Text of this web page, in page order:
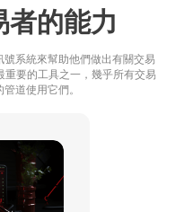
的能力
系統來幫助他們做出有關交易
要的工具之一，幾乎所有交易
道使用它們。